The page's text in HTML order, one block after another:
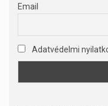
Email
Adatvédelmi